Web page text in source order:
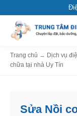
Trang chủ → Dịch vụ
chữa tại nhà Uy Tín
Sửa Nồi